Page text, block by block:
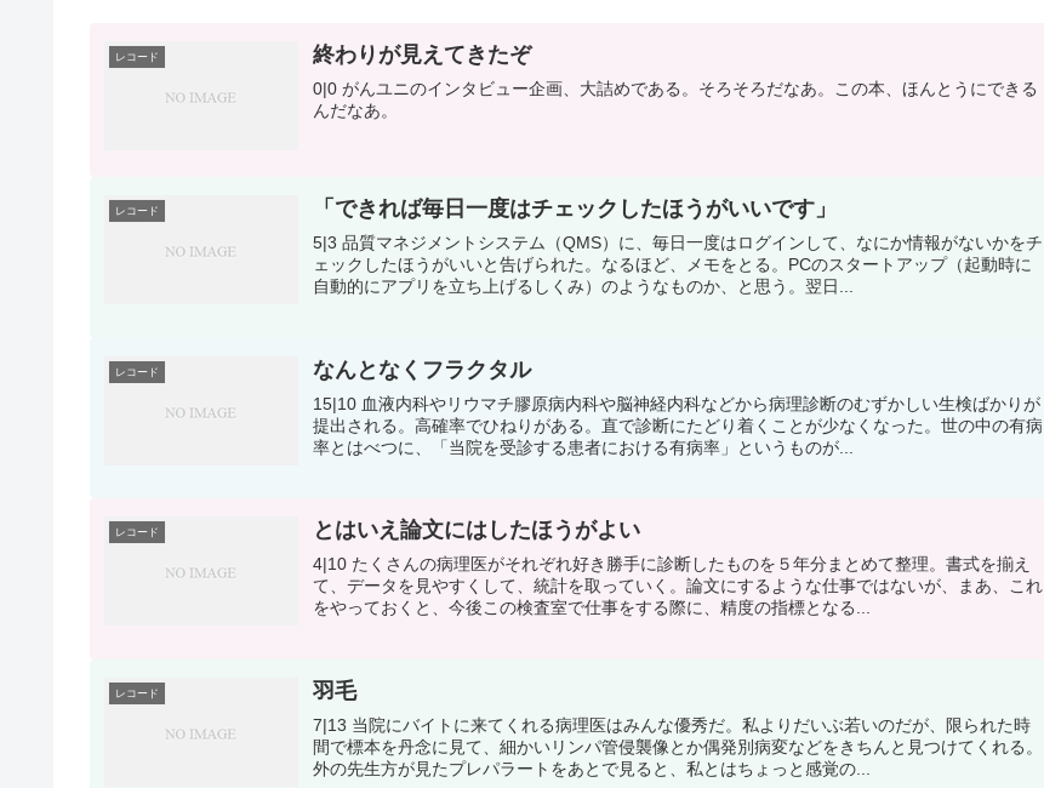
レコード 終わりが見えてきたぞ
0|0 がんユニのインタビュー企画、大詰めである。そろそろだなあ。この本、ほんとうにできる
んだなあ。
レコード 「できれば毎日一度はチェックしたほうがいいです」
5|3 品質マネジメントシステム（QMS）に、毎日一度はログインして、なにか情報がないかをチ
ェックしたほうがいいと告げられた。なるほど、メモをとる。PCのスタートアップ（起動時に
自動的にアプリを立ち上げるしくみ）のようなものか、と思う。翌日...
レコード なんとなくフラクタル
15|10 血液内科やリウマチ膠原病内科や脳神経内科などから病理診断のむずかしい生検ばかりが
提出される。高確率でひねりがある。直で診断にたどり着くことが少なくなった。世の中の有病
率とはべつに、「当院を受診する患者における有病率」というものが...
レコード とはいえ論文にはしたほうがよい
4|10 たくさんの病理医がそれぞれ好き勝手に診断したものを５年分まとめて整理。書式を揃え
て、データを見やすくして、統計を取っていく。論文にするような仕事ではないが、まあ、これ
をやっておくと、今後この検査室で仕事をする際に、精度の指標となる...
レコード 羽毛
7|13 当院にバイトに来てくれる病理医はみんな優秀だ。私よりだいぶ若いのだが、限られた時
間で標本を丹念に見て、細かいリンパ管侵襲像とか偶発別病変などをきちんと見つけてくれる。
外の先生方が見たプレパラートをあとで見ると、私とはちょっと感覚の...